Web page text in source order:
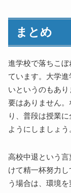
まとめ
進学校で落ちこ
ています。大学
いというのもあ
要はありません
り、普段は授業
ようにしましょう
高校中退という
けて精一杯努力
う場合は、環境を